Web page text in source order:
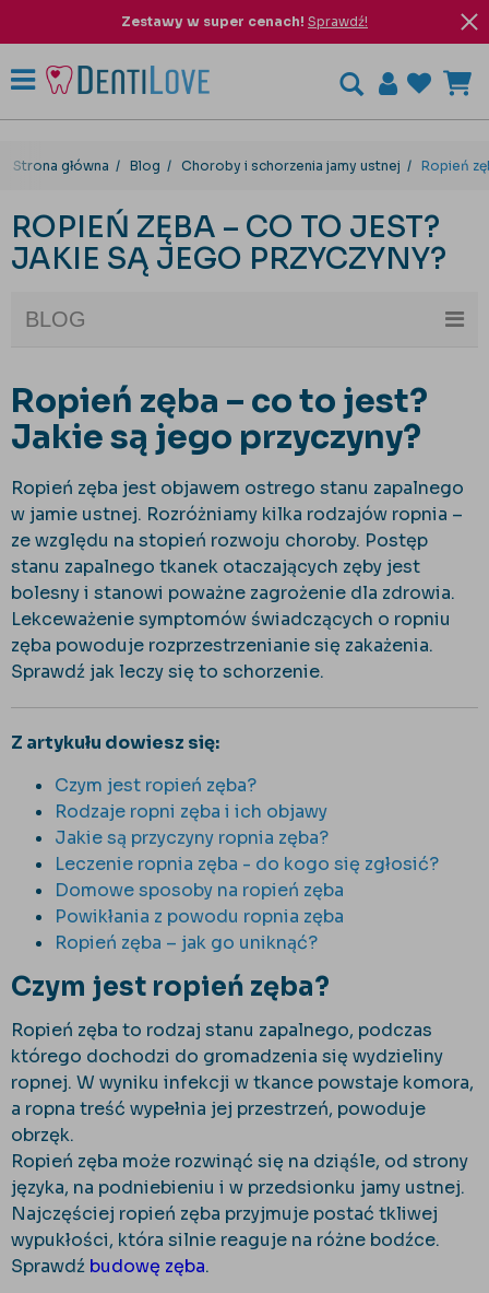
Zestawy w super cenach! Sprawdź!
Strona główna Blog Choroby i schorzenia jamy ustnej Ropień
ROPIEŃ ZĘBA – CO TO JEST?
JAKIE SĄ JEGO PRZYCZYNY?
BLOG
Ropień zęba – co to jest?
Jakie są jego przyczyny?
Ropień zęba jest objawem ostrego stanu zapalnego
w jamie ustnej. Rozróżniamy kilka rodzajów ropnia –
ze względu na stopień rozwoju choroby. Postęp
stanu zapalnego tkanek otaczających zęby jest
bolesny i stanowi poważne zagrożenie dla zdrowia.
Lekceważenie symptomów świadczących o ropniu
zęba powoduje rozprzestrzenianie się zakażenia.
Sprawdź jak leczy się to schorzenie.
Z artykułu dowiesz się:
Czym jest ropień zęba?
Rodzaje ropni zęba i ich objawy
Jakie są przyczyny ropnia zęba?
Leczenie ropnia zęba - do kogo się zgłosić?
Domowe sposoby na ropień zęba
Powikłania z powodu ropnia zęba
Ropień zęba – jak go uniknąć?
Czym jest ropień zęba?
Ropień zęba to rodzaj stanu zapalnego, podczas
którego dochodzi do gromadzenia się wydzieliny
ropnej. W wyniku infekcji w tkance powstaje komora,
a ropna treść wypełnia jej przestrzeń, powoduje
obrzęk.
Ropień zęba może rozwinąć się na dziąśle, od strony
języka, na podniebieniu i w przedsionku jamy ustnej.
Najczęściej ropień zęba przyjmuje postać tkliwej
wypukłości, która silnie reaguje na różne bodźce.
Sprawdź budowę zęba.